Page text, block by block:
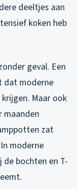
deeltjes aan
koken heb
geval. Een
dat moderne
Maar ook
maanden
zat
moderne
bochten en T-